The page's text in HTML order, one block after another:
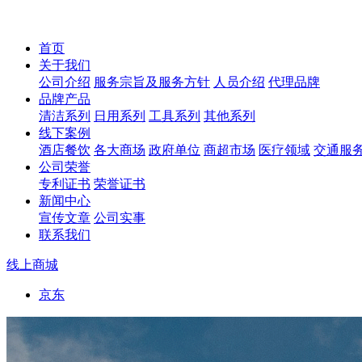
首页
关于我们
公司介绍 服务宗旨及服务方针 人员介绍 代理品牌
品牌产品
清洁系列
日用系列 工具系列 其他系列
线下案例
酒店餐饮 各大商场 政府单位 商超市场 医疗领域 交通服
公司荣誉
专利证书 荣誉证书
新闻中心
宣传文章 公司实事
联系我们
线上商城
京东